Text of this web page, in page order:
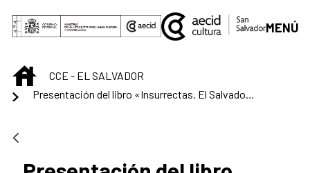
Saltar al contenido principal
MENÚ
INICIOCCE - EL SALVADOR